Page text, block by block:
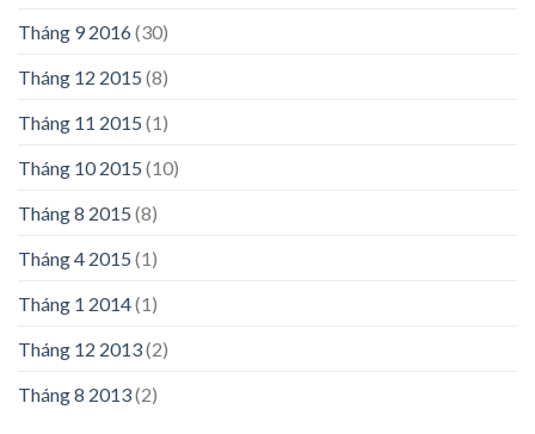
Tháng 9 2016(30)
Tháng 12 2015 (8)
Tháng 11 2015 (1)
Tháng 10 2015 (10)
Tháng 8 2015 (8)
Tháng 4 2015 (1)
Tháng 1 2014(1)
Tháng 12 2013(2)
Tháng 8 2013(2)